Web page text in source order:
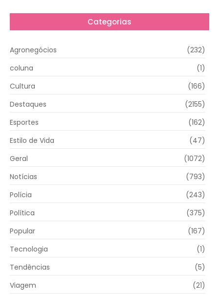
Categorias
Agronegócios
(232)
coluna
(1)
Cultura
(166)
Destaques
(2155)
Esportes
(162)
Estilo de Vida
(47)
Geral
(1072)
Notícias
(793)
Polícia
(243)
Política
(375)
Popular
(167)
Tecnologia
(1)
Tendências
(5)
Viagem
(21)